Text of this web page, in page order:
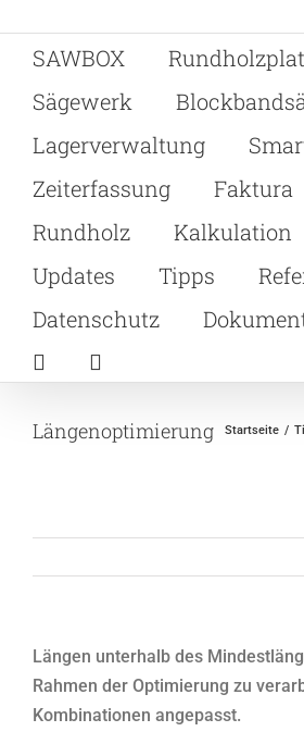
SAWBOX
Sägewerk
Lagerverwaltung
Zeiterfassung
Faktura
Rundholz
Kalkulation
Updates
Tipps
Datenschutz
Längenoptimierung Startseite
Längen unterhalb des
Rahmen der Optimierung zu
Kombinationen angepasst.